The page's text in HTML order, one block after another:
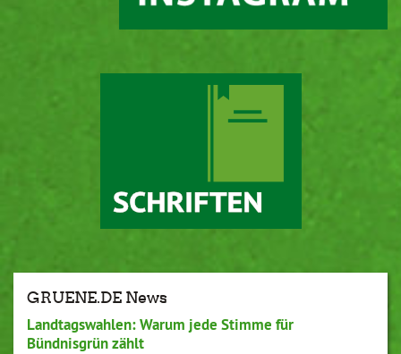
GRUENE.DE News
Landtagswahlen: Warum jede Stimme für
Bündnisgrün zählt